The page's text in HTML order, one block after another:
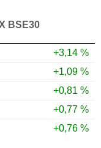
BSE30
+3,14 %
+1,09 %
+0,81 %
+0,77 %
+0,76 %